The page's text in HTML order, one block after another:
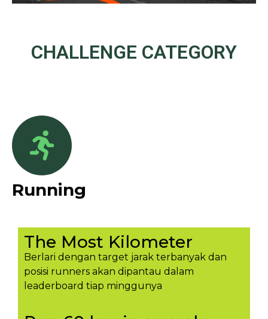
CHALLENGE CATEGORY
Running
The Most Kilometer
Berlari dengan target jarak terbanyak dan
posisi runners akan dipantau dalam
leaderboard tiap minggunya​